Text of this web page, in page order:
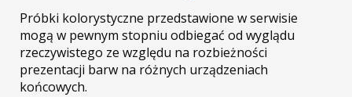
Próbki kolorystyczne przedstawione w serwisie
mogą w pewnym stopniu odbiegać od wyglądu
rzeczywistego ze względu na rozbieżności
prezentacji barw na różnych urządzeniach
końcowych.